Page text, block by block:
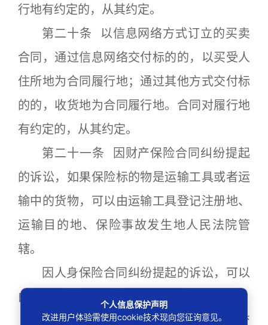
行地有约定的，从其约定。
第二十条 以信息网络方式订立的买卖
合同，通过信息网络交付标的的，以买受人
住所地为合同履行地；通过其他方式交付标
的的，收货地为合同履行地。合同对履行地
有约定的，从其约定。
第二十一条 因财产保险合同纠纷提起
的诉讼，如果保险标的物是运输工具或者运
输中的货物，可以由运输工具登记注册地、
运输目的地、保险事故发生地人民法院管
辖。
因人身保险合同纠纷提起的诉讼，可以
由被保险人住所地人民法院管辖。
第二十二条 因股东名册记载、请求变
个人信息保护声明
改进用户体验需使用cookie技术现向您征询意见。